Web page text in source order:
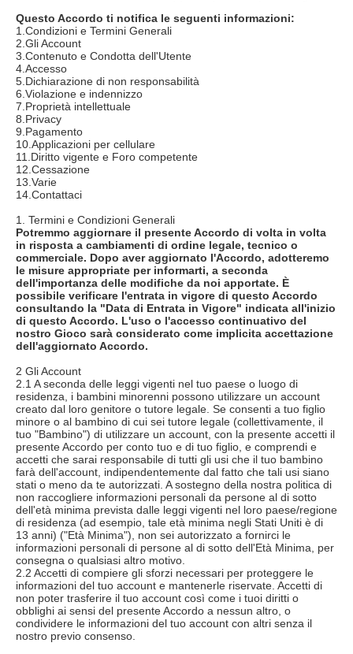
Questo Accordo ti notifica le seguenti informazioni:
1.Condizioni e Termini Generali
2.Gli Account
3.Contenuto e Condotta dell'Utente
4.Accesso
5.Dichiarazione di non responsabilità
6.Violazione e indennizzo
7.Proprietà intellettuale
8.Privacy
9.Pagamento
10.Applicazioni per cellulare
11.Diritto vigente e Foro competente
12.Cessazione
13.Varie
14.Contattaci
1. Termini e Condizioni Generali
Potremmo aggiornare il presente Accordo di volta in volta
in risposta a cambiamenti di ordine legale, tecnico o
commerciale. Dopo aver aggiornato l'Accordo, adotteremo
le misure appropriate per informarti, a seconda
dell'importanza delle modifiche da noi apportate. È
possibile verificare l'entrata in vigore di questo Accordo
consultando la "Data di Entrata in Vigore" indicata all'inizio
di questo Accordo. L'uso o l'accesso continuativo del
nostro Gioco sarà considerato come implicita accettazione
dell'aggiornato Accordo.
2 Gli Account
2.1 A seconda delle leggi vigenti nel tuo paese o luogo di
residenza, i bambini minorenni possono utilizzare un account
creato dal loro genitore o tutore legale. Se consenti a tuo figlio
minore o al bambino di cui sei tutore legale (collettivamente, il
tuo "Bambino") di utilizzare un account, con la presente accetti il
presente Accordo per conto tuo e di tuo figlio, e comprendi e
accetti che sarai responsabile di tutti gli usi che il tuo bambino
farà dell'account, indipendentemente dal fatto che tali usi siano
stati o meno da te autorizzati. A sostegno della nostra politica di
non raccogliere informazioni personali da persone al di sotto
dell'età minima prevista dalle leggi vigenti nel loro paese/regione
di residenza (ad esempio, tale età minima negli Stati Uniti è di
13 anni) ("Età Minima"), non sei autorizzato a fornirci le
informazioni personali di persone al di sotto dell'Età Minima, per
consegna o qualsiasi altro motivo.
2.2 Accetti di compiere gli sforzi necessari per proteggere le
informazioni del tuo account e mantenerle riservate. Accetti di
non poter trasferire il tuo account così come i tuoi diritti o
obblighi ai sensi del presente Accordo a nessun altro, o
condividere le informazioni del tuo account con altri senza il
nostro previo consenso.